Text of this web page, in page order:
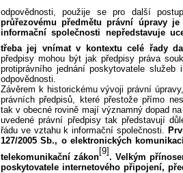
odpovědnosti, použije se pro další
průřezovému předmětu právní úpravy
informační společnosti nepředstavuje
třeba jej vnímat v kontextu celé řady
předpisy mohou být jak předpisy práva
protiprávního jednání poskytovatele
odpovědnosti.
Závěrem k historickému vývoji právní
právních předpisů, které přestože přímo
tak v obecné rovině mají významný dopad
uvedené právní předpisy tak představují
řádu ve vztahu k informační společnosti.
127/2005 Sb., o elektronických
telekomunikační zákon
[9]
. Velkým
poskytovatele internetového připojení,